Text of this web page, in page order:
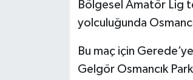
Bölgesel Amatör Lig
yolculuğunda
Bu maç için
Gelgör Osmancık